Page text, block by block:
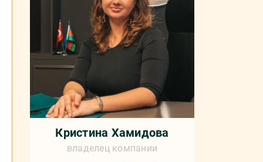
Кристина Хамидова
владелец компании